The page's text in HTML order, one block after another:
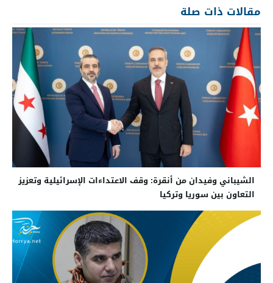
مقالات ذات صلة
الشيباني وفيدان من أنقرة: وقف الاعتداءات الإسرائيلية وتعزيز
التعاون بين سوريا وتركيا